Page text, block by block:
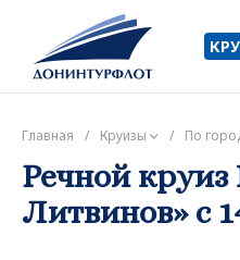
Главная / Круизы / По
Речной
Литвинов» с